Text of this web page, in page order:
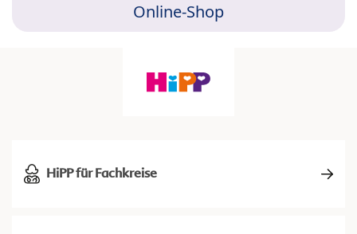
Online-Shop
HiPP für Fachkreise